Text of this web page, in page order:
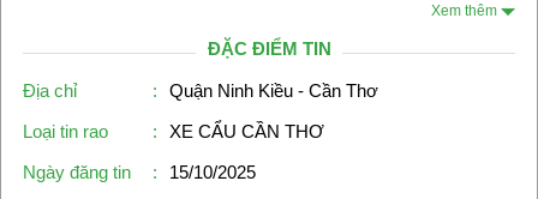
Xem thêm
ĐẶC ĐIỂM TIN
Địa chỉ :
Quận Ninh Kiều - Cần Thơ
Loại tin rao
:
XE CẨU CẦN THƠ
Ngày đăng tin
:
15/10/2025